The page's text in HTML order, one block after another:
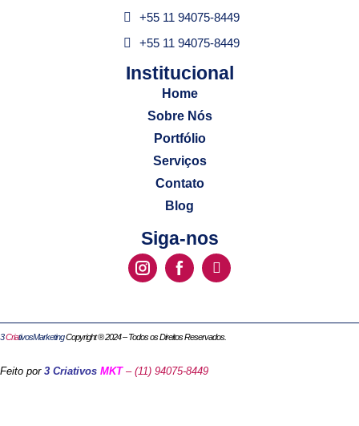
+55 11 94075-8449
+55 11 94075-8449
Institucional​
Home
Sobre Nós
Portfólio
Serviços
Contato
Blog
Siga-nos
3CriativosMarketingCopyright ® 2024 – Todos os Direitos Reservados.
Feito por 3 Criativos MKT– (11) 94075-8449